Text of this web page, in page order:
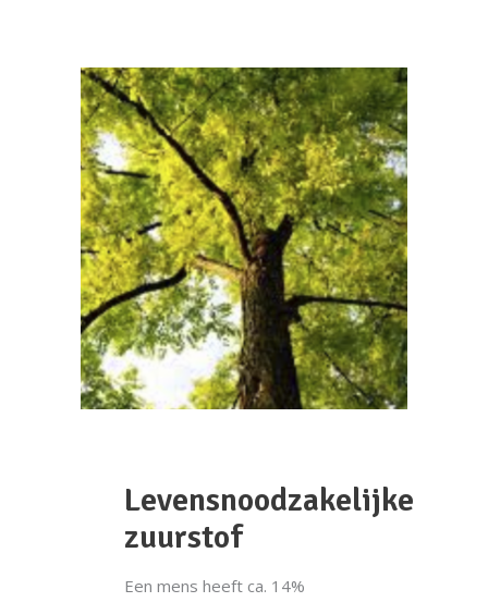
Levensnoodzakelijke
zuurstof
Een mens heeft ca. 14%